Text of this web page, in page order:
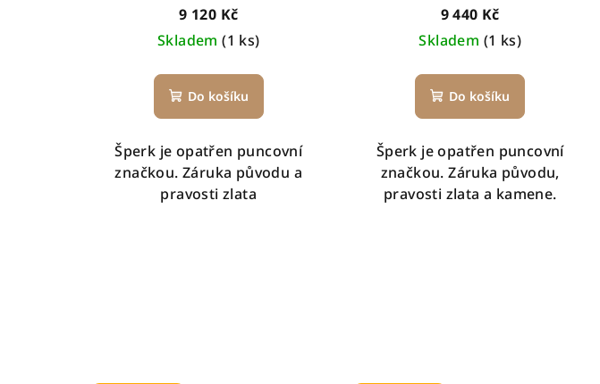
9 120 Kč
Skladem(1 ks)
Do košíku
Šperk je opatřen puncovní
značkou. Záruka původu a
pravosti zlata
9 440 Kč
Skladem (1 ks)
Do košíku
Šperk je opatřen puncovní
značkou. Záruka původu,
pravosti zlata a kamene.